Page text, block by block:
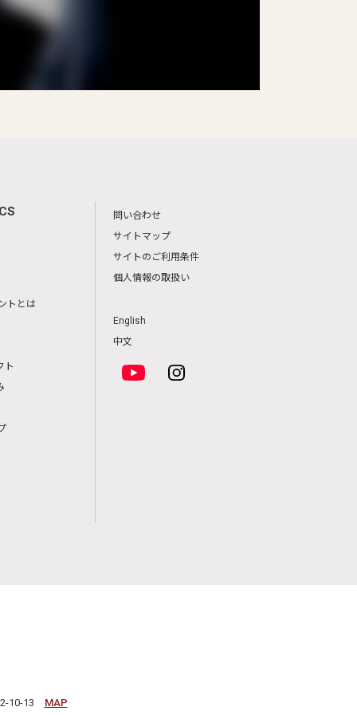
トとは
ト
問い合わせ
サイトマップ
サイトのご利用条件
個人情報の取扱い
English
中文
10-13 MAP